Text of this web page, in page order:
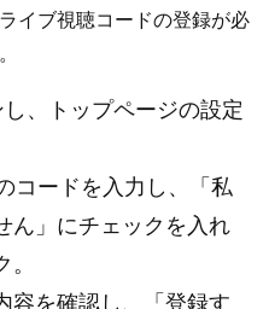
イブ視聴コードの登録が必
、トップページの設定
コードを入力し、「私
ん」にチェックを入れ
容を確認し、「登録す